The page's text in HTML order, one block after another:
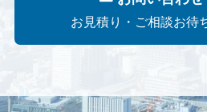
お見積り・ご相談お待